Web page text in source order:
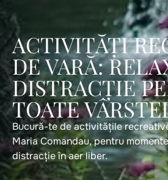
ACTIVITĂȚI
DE VARĂ:
DISTRACȚIE
TOATE
Bucură-te de activitățile
Maria Comandau, pentru
distracție în aer liber.